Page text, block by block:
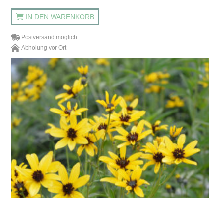
IN DEN WARENKORB
Postversand möglich
Abholung vor Ort